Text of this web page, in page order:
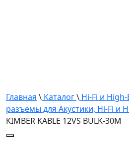
Главная \ Каталог\ Hi-Fi и High-
разъемы для Акустики, Hi-Fi и
KIMBER KABLE 12VS BULK-30M